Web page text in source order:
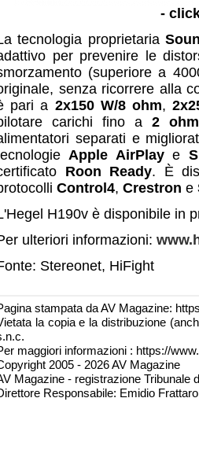
-
tecnologia proprietaria
per prevenire le
(superiore a
senza ricorrere alla
pari a 2x150 W/8 ohm,
carichi fino a 2 ohm
separati e
Apple AirPlaye
Roon Ready. È
Control4, Crestron e
H190v è disponibile in
ulteriori informazioni:
Stereonet, HiFight
stampata da AV Magazine:
la copia e la distribuzione
maggiori informazioni : https://
2005 - 2026 AV Magazine
Magazine - registrazione Tribunale
Responsabile: Emidio